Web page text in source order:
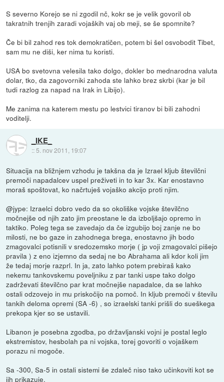
S severno Korejo se ni zgodil nč, kokr se je velik govoril ob
takratnih trenjih zaradi vojaških vaj ob meji, se še spomnite?
Če bi bil zahod res tok demokratičen, potem bi šel osvobodit Tibet,
sam mu ne diši, ker nima tu koristi.
USA bo svetovna velesila tako dolgo, dokler bo mednarodna valuta
dolar, tko, da zagovorniki zahoda ste lahko brez skrbi (kar je bil
tudi razlog za napad na Irak in Libijo).
Me zanima na katerem mestu po lestvici tiranov bi bili zahodni
voditelji.
_IKE_
:: 5. nov 2011, 19:07
Situacija na bližnjem vzhodu je takšna da je Izrael kljub številčni
premoči napadalcev uspel preživeti in to kar 3x. Kar enostavno
moraš spoštovat, ko načrtuješ vojaško akcijo proti njim.
@jype: Izraelci dobro vedo da so okoliške vojske številčno
močnejše od njih zato jim preostane le da izboljšajo opremo in
taktiko. Poleg tega se zavedajo da če izgubijo boj zanje ne bo
milosti, ne bo gaze in zahodnega brega, enostavno jih bodo
zmagovalci potisnili v sredozemsko morje ( jp voji zmagovalci pišejo
pravila ) z eno izjemno da sedaj ne bo Abrahama ali kdor koli jim
že tedaj morje razprl. In ja, zato lahko potem prebiraš kako
nekemu tankovskemu poveljniku z par tanki uspe tako dolgo
zadrževati številčno par krat močnejše napadalce, da se lahko
ostali odzovejo in mu priskočijo na pomoč. In kljub premoči v številu
tankih deloma opremi (SA -6) , so izraelski tanki prišli do sueškega
prekopa kjer so se ustavili.
Libanon je posebna zgodba, po državljanski vojni je postal leglo
ekstremistov, hesbolah pa ni vojska, torej govoriti o vojaškem
porazu ni mogoče.
Sa -300, Sa-5 in ostali sistemi še zdaleč niso tako učinkoviti kot se
jih prikazuje.